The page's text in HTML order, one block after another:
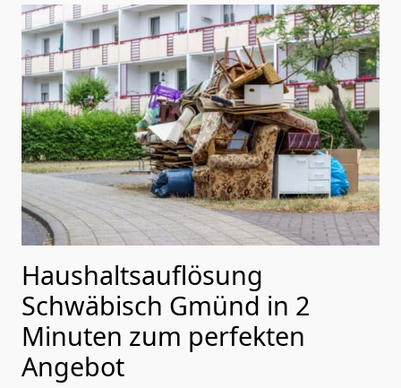
Haushaltsauflösung
Schwäbisch Gmünd in 2
Minuten zum perfekten
Angebot